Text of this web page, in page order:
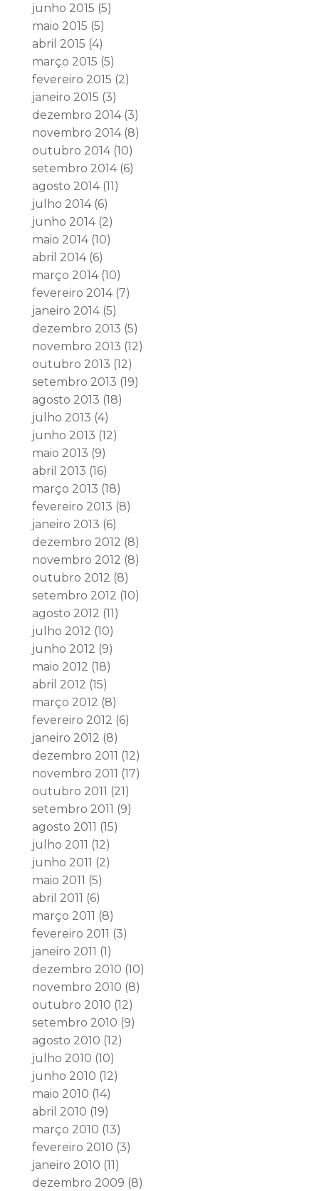
junho 2015 (5)
maio 2015 (5)
abril 2015 (4)
março 2015 (5)
fevereiro 2015 (2)
janeiro 2015 (3)
dezembro 2014(3)
novembro 2014(8)
outubro 2014(10)
setembro 2014(6)
agosto 2014(11)
julho 2014(6)
junho 2014(2)
maio 2014(10)
abril 2014(6)
março 2014(10)
fevereiro 2014(7)
janeiro 2014(5)
dezembro 2013 (5)
novembro 2013 (12)
outubro 2013 (12)
setembro 2013 (19)
agosto 2013 (18)
julho 2013 (4)
junho 2013 (12)
maio 2013 (9)
abril 2013 (16)
março 2013 (18)
fevereiro 2013 (8)
janeiro 2013 (6)
dezembro 2012 (8)
novembro 2012 (8)
outubro 2012 (8)
setembro 2012 (10)
agosto 2012 (11)
julho 2012 (10)
junho 2012 (9)
maio 2012 (18)
abril 2012 (15)
março 2012 (8)
fevereiro 2012 (6)
janeiro 2012 (8)
dezembro 2011 (12)
novembro 2011 (17)
outubro 2011 (21)
setembro 2011 (9)
agosto 2011 (15)
julho 2011 (12)
junho 2011 (2)
maio 2011 (5)
abril 2011 (6)
março 2011 (8)
fevereiro 2011 (3)
janeiro 2011 (1)
dezembro 2010 (10)
novembro 2010 (8)
outubro 2010 (12)
setembro 2010 (9)
agosto 2010 (12)
julho 2010 (10)
junho 2010 (12)
maio 2010 (14)
abril 2010 (19)
março 2010 (13)
fevereiro 2010 (3)
janeiro 2010 (11)
dezembro 2009 (8)